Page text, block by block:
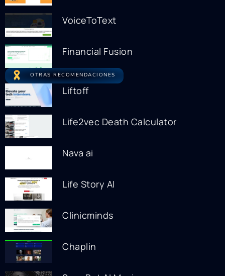
VoiceToText
Financial Fusion
OTRAS RECOMENDACIONES
Liftoff
Life2vec Death Calculator
Nava ai
Life Story AI
Clinicminds
Chaplin